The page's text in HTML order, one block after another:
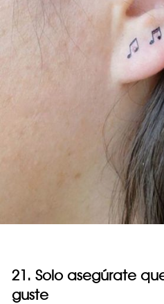
21. Solo asegúrate
guste